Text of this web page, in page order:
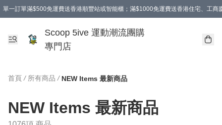
單一訂單滿$500免運費送香港順豐站或智能櫃；滿$1000免運費送香港住宅、工商
Scoop 5ive 運動潮流團購
專門店
首頁 / 所有商品 / NEW Items 最新商品
NEW Items 最新商品